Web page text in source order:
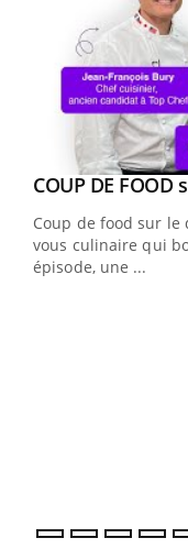
Youtube
COUP DE FOOD
Coup de food sur le
vous culinaire qui
épisode, une ...